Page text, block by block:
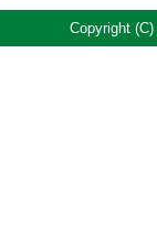
Copyright (C)